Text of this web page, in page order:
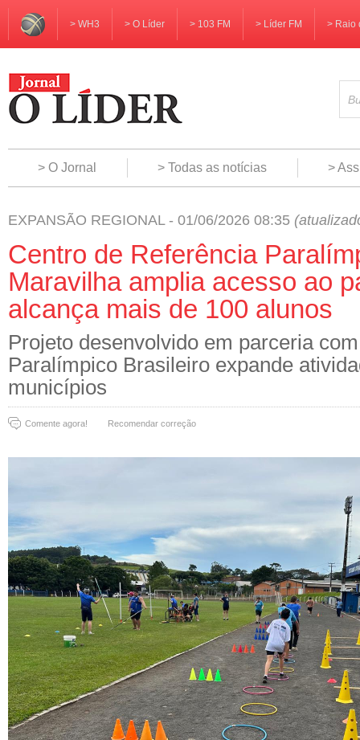
> WH3 > O Líder > 103 FM > Líder FM > Raio
> O Jornal > Todas as notícias >
EXPANSÃO REGIONAL - 01/06/2026 08:35
Centro de Referência
Maravilha amplia acesso ao
alcança mais de 100 alunos
Projeto desenvolvido em parceria
Paralímpico Brasileiro expande
municípios
Comente agora! Recomendar correção